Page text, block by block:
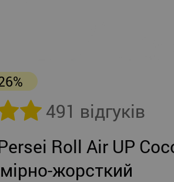
491 відгуків
Roll Air UP
жорсткий